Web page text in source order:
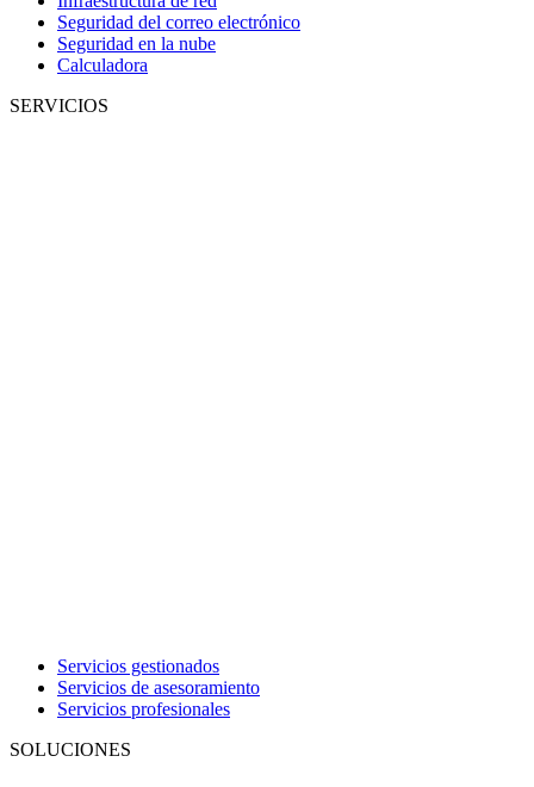
Seguridad del correo electrónico
Seguridad en la nube
Calculadora
SERVICIOS
Servicios gestionados
Servicios de asesoramiento
Servicios profesionales
SOLUCIONES